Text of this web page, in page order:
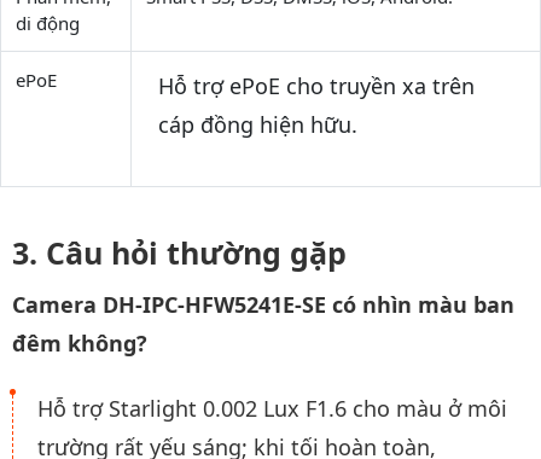
di động
ePoE
Hỗ trợ ePoE cho truyền xa trên
cáp đồng hiện hữu.
Câu hỏi thường gặp
Camera DH-IPC-HFW5241E-SE có nhìn màu ban
đêm không?
Hỗ trợ Starlight 0.002 Lux F1.6 cho màu ở môi
trường rất yếu sáng; khi tối hoàn toàn,